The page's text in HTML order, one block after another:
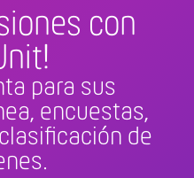
con
para sus
encuestas,
de